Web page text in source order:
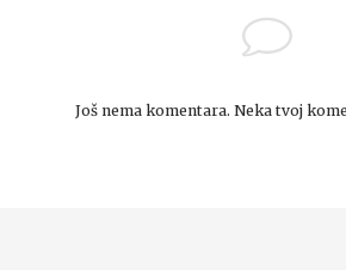
Još nema komentara. Neka tvoj